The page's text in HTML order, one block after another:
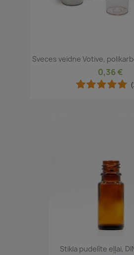
Sveces veidne Votive,
0,36 €
Stikla pudelīte eļļai,